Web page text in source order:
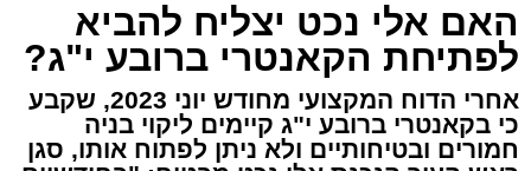
האם אלי נכט יצליח להביא
לפתיחת הקאנטרי ברובע י"ג?
אחרי הדוח המקצועי מחודש יוני 2023, שקבע
כי בקאנטרי ברובע י"ג קיימים ליקוי בניה
חמורים ובטיחותיים ולא ניתן לפתוח אותו, סגן